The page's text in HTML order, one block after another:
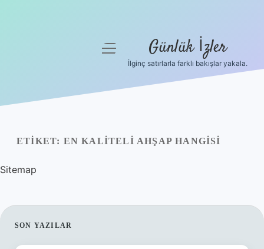
Yasal Uyarı
Hakkımızda
menüyü
Günlük İzler
İlginç satırlarla farklı bakışlar yakala.
ETIKET: EN KALITELI AHŞAP HANGISI
Sitemap
SIDEBAR
SON YAZILAR